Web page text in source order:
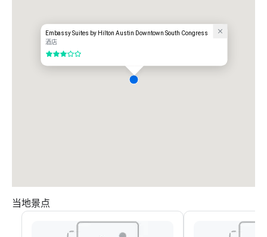
Embassy Suites by Hilton Austin Downtown South Congress
酒店
3/5
当地景点